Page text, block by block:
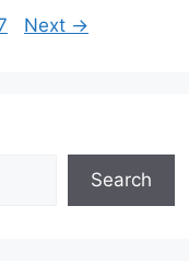
Next →
Search